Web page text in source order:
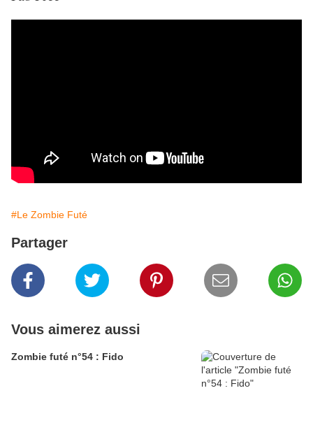
#Le Zombie Futé
Partager
Vous aimerez aussi
Zombie futé n°54 : Fido